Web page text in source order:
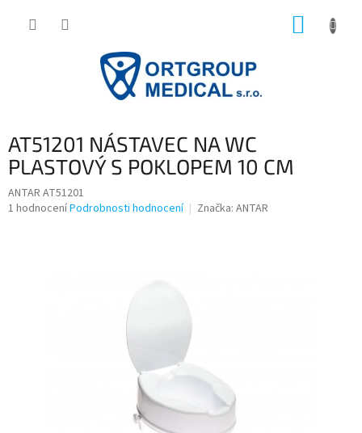
AT51201 NÁSTAVEC NA WC
PLASTOVÝ S POKLOPEM 10 CM
ANTAR AT51201
Průměrné
1 hodnoceníPodrobnosti hodnocení Značka: ANTAR